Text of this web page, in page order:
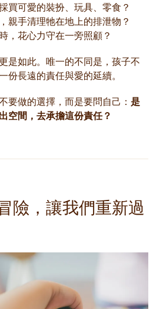
買可愛的裝扮、玩具、零食？
親手清理牠在地上的排泄物？
，花心力守在一旁照顧？
是如此。唯一的不同是，孩子不
份長遠的責任與愛的延續。
要做的選擇，而是要問自己： 是
空間，去承擔這份責任？
險，讓我們重新過